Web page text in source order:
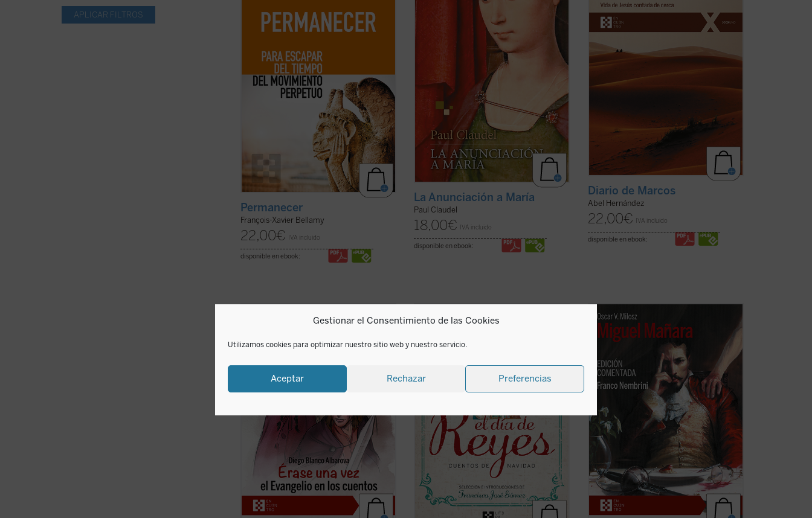
Gestionar el Consentimiento de las Cookies
Utilizamos cookies para optimizar nuestro sitio web y nuestro servicio.
Aceptar Rechazar Preferencias
recorre con agilidad la historia que nos
ha llevado hasta aquí, el autor nos anima
Permanecer
François-Xavier Bellamy
22,00€ IVA incluido
disponible en ebook:
y popular de Claudel. Un drama «a la vez
humano y sobrehumano» que, en
palabras del autor, es «representación de
(ver ficha)
La Anunciación a María
Paul Claudel
18,00€ IVA incluido
disponible en ebook:
que es «contada de cerca» por un aún
joven e inexperto evangelista Marcos, a
quien Jesús le encarga, nada más
Diario de Marcos
Abel Hernández
22,00€ IVA incluido
disponible en ebook:
¿Qué esconden en su interior los cuentos
durante generaciones se les ha leído y
sabido, en este libro sencillo, encantador
y bellamente ilustrado, hacer ver al ...
(ver
En la selección de relatos que aquí se
nuestra literatura han narrado con
tiempo, pero también la misericordia y la
esperanza propias de la celebración de la
Nembrini, quien bien puede ser a Dante
lo que Harold Bloom a Shakespeare, nos
introduce en el
Miguel Mañara
de Milosz -
-obra basada en el personaje histórico
que inspiró el mito de don Juan-- de
forma apasionada, mostrando cómo en
los ...(ver ficha)